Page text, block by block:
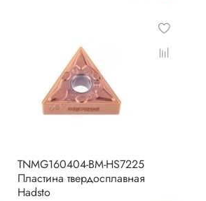
TNMG160404-BM-HS7225
Пластина твердосплавная
Hadsto